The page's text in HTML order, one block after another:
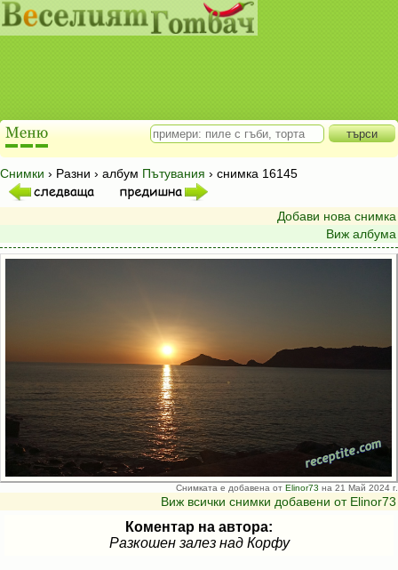
Снимки › Разни › албум Пътувания › снимка 16145
Добави нова снимка
Виж албума
Снимката е добавена от Elinor73 на 21 Май 2024 г.
Виж всички снимки добавени от Elinor73
Коментар на автора:
Разкошен залез над Корфу